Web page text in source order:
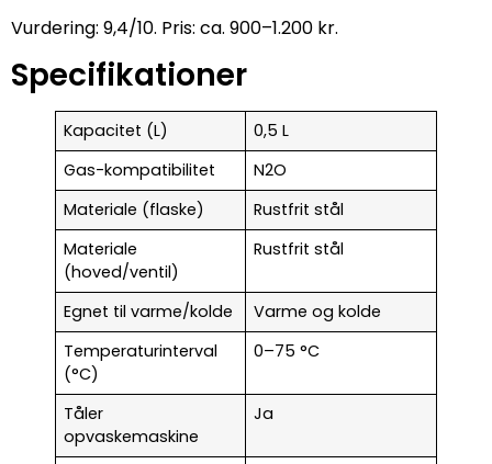
Vurdering: 9,4/10. Pris: ca. 900–1.200 kr.
Specifikationer
Kapacitet (L)
0,5 L
Gas-kompatibilitet
N2O
Materiale (flaske)
Rustfrit stål
Materiale
(hoved/ventil)
Rustfrit stål
Egnet til varme/kolde
Varme og kolde
Temperaturinterval
(°C)
0–75 °C
Tåler
opvaskemaskine
Ja